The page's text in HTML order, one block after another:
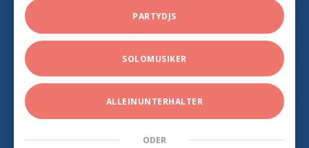
PARTYDJS
SOLOMUSIKER
ALLEINUNTERHALTER
ODER